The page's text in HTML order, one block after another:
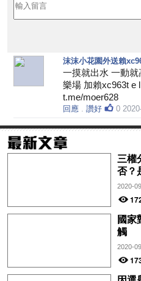
沫沫小花園外送賴
一摸就出水 一動
樂場 加賴xc963t e
t.me/moer628
回應. 讚好 0
三權
否？
2020-
國家
觸
2020-